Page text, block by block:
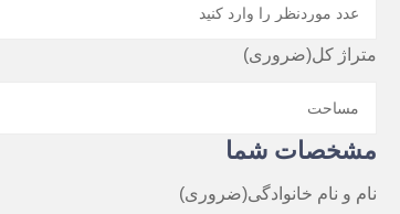
متراژ کل(ضروری)
مشخصات شما
نام و نام خانوادگی(ضروری)